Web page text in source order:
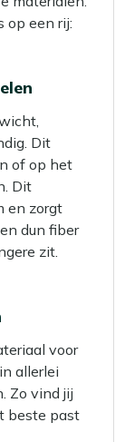
op een rij:
Dit
of op het
Dit
en zorgt
dun fiber
zit.
voor
allerlei
Zo vind jij
beste past